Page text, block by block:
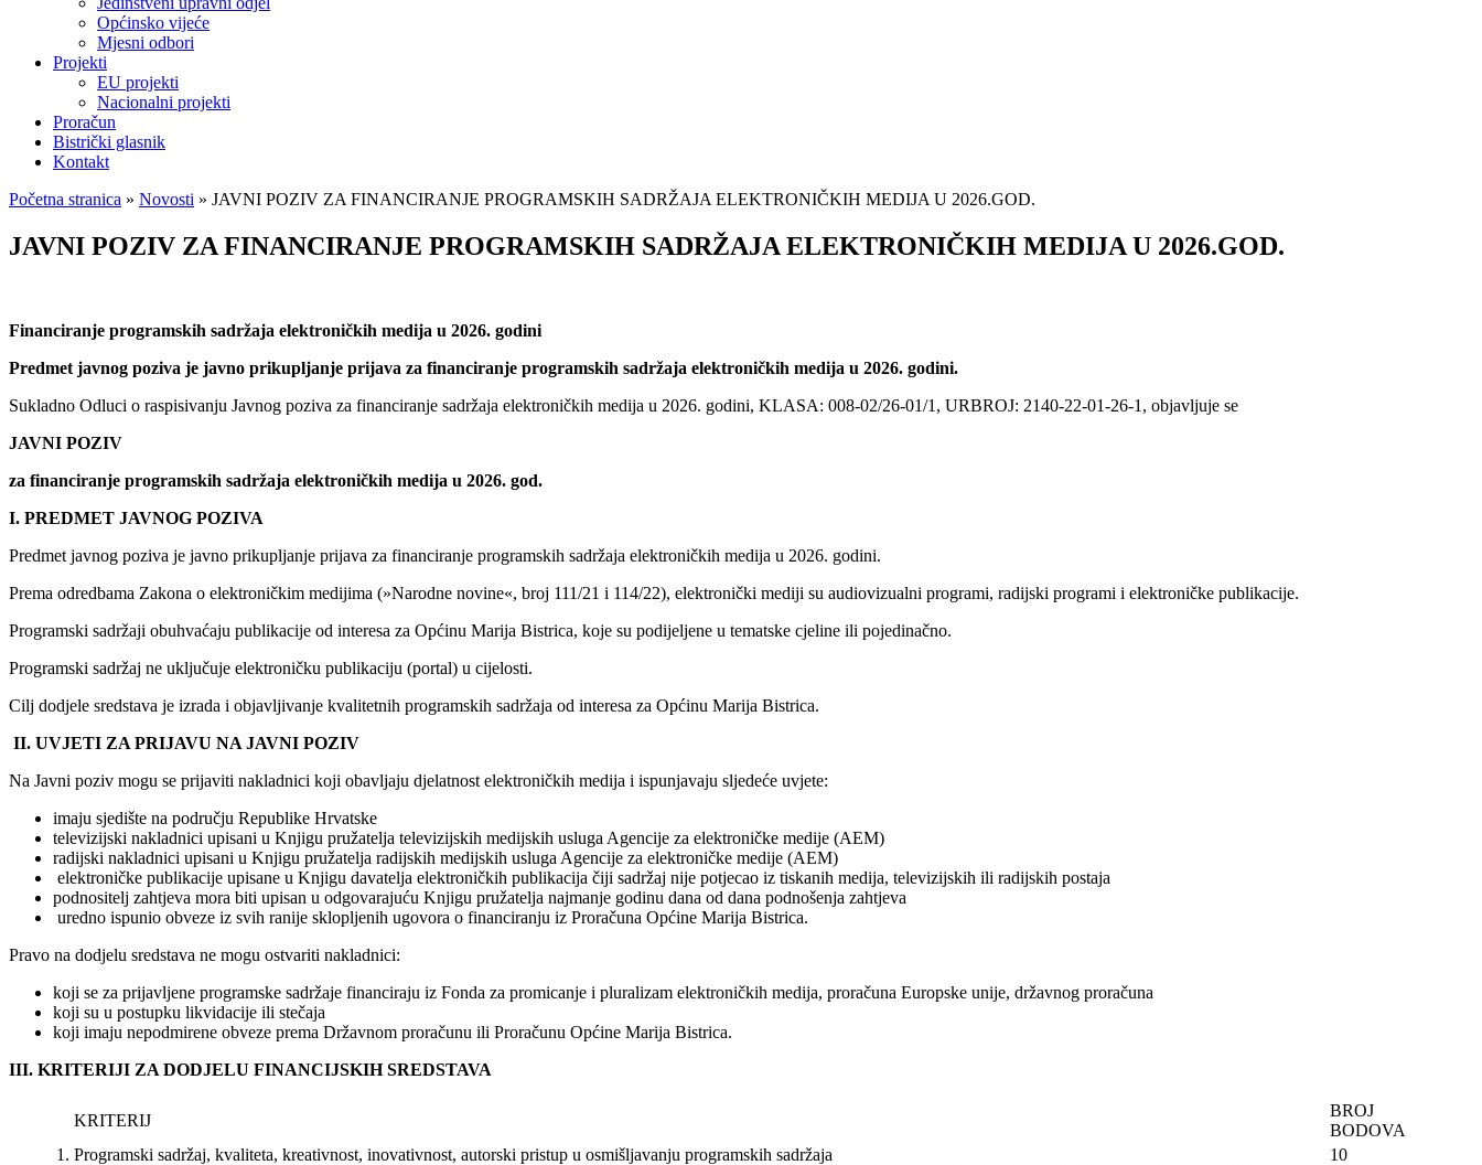
Općinsko vijeće
Mjesni odbori
Projekti
EU projekti
Nacionalni projekti
Proračun
Bistrički glasnik
Kontakt
Početna stranica » Novosti » JAVNI POZIV ZA FINANCIRANJE PROGRAMSKIH SADRŽAJA ELEKTRONIČKIH MEDIJA U 2026.GOD.
JAVNI POZIV ZA FINANCIRANJE PROGRAMSKIH SADRŽAJA ELEKTRONIČKIH MEDIJA U 2026.GOD.
Financiranje programskih sadržaja elektroničkih medija u 2026. godini
Predmet javnog poziva je javno prikupljanje prijava za financiranje programskih sadržaja elektroničkih medija u 2026. godini.
Sukladno Odluci o raspisivanju Javnog poziva za financiranje sadržaja elektroničkih medija u 2026. godini, KLASA: 008-02/26-01/1, URBROJ: 2140-22-01-26-1, objavljuje se
JAVNI POZIV
za financiranje programskih sadržaja elektroničkih medija u 2026. god.
I. PREDMET JAVNOG POZIVA
Predmet javnog poziva je javno prikupljanje prijava za financiranje programskih sadržaja elektroničkih medija u 2026. godini.
Prema odredbama Zakona o elektroničkim medijima (»Narodne novine«, broj 111/21 i 114/22), elektronički mediji su audiovizualni programi, radijski programi i elektroničke publikacije.
Programski sadržaji obuhvaćaju publikacije od interesa za Općinu Marija Bistrica, koje su podijeljene u tematske cjeline ili pojedinačno.
Programski sadržaj ne uključuje elektroničku publikaciju (portal) u cijelosti.
Cilj dodjele sredstava je izrada i objavljivanje kvalitetnih programskih sadržaja od interesa za Općinu Marija Bistrica.
II. UVJETI ZA PRIJAVU NA JAVNI POZIV
Na Javni poziv mogu se prijaviti nakladnici koji obavljaju djelatnost elektroničkih medija i ispunjavaju sljedeće uvjete:
imaju sjedište na području Republike Hrvatske
televizijski nakladnici upisani u Knjigu pružatelja televizijskih medijskih usluga Agencije za elektroničke medije (AEM)
radijski nakladnici upisani u Knjigu pružatelja radijskih medijskih usluga Agencije za elektroničke medije (AEM)
elektroničke publikacije upisane u Knjigu davatelja elektroničkih publikacija čiji sadržaj nije potjecao iz tiskanih medija, televizijskih ili radijskih postaja
podnositelj zahtjeva mora biti upisan u odgovarajuću Knjigu pružatelja najmanje godinu dana od dana podnošenja zahtjeva
uredno ispunio obveze iz svih ranije sklopljenih ugovora o financiranju iz Proračuna Općine Marija Bistrica.
Pravo na dodjelu sredstava ne mogu ostvariti nakladnici:
koji se za prijavljene programske sadržaje financiraju iz Fonda za promicanje i pluralizam elektroničkih medija, proračuna Europske unije, državnog proračuna
koji su u postupku likvidacije ili stečaja
koji imaju nepodmirene obveze prema Državnom proračunu ili Proračunu Općine Marija Bistrica.
III. KRITERIJI ZA DODJELU FINANCIJSKIH SREDSTAVA
KRITERIJ
BROJ
BODOVA
1. Programski sadržaj, kvaliteta, kreativnost, inovativnost, autorski pristup u osmišljavanju programskih sadržaja
10